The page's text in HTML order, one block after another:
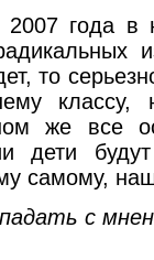
2007 года в
то
классу,
же все
дети
самому,
с